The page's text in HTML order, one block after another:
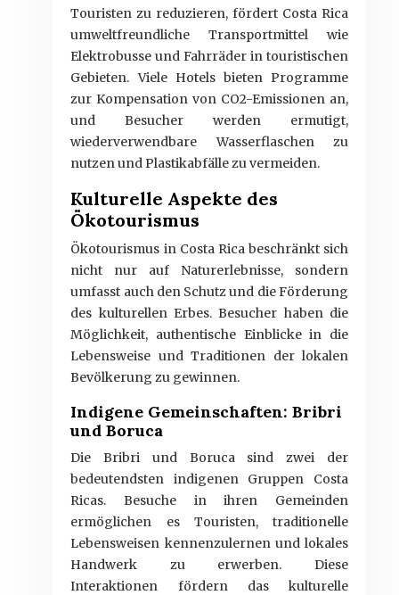
Touristen zu reduzieren, fördert Costa Rica
umweltfreundliche Transportmittel wie
Elektrobusse und Fahrräder in touristischen
Gebieten. Viele Hotels bieten Programme
zur Kompensation von CO2-Emissionen an,
und Besucher werden ermutigt,
wiederverwendbare Wasserflaschen zu
nutzen und Plastikabfälle zu vermeiden.
Kulturelle Aspekte des
Ökotourismus
Ökotourismus in Costa Rica beschränkt sich
nicht nur auf Naturerlebnisse, sondern
umfasst auch den Schutz und die Förderung
des kulturellen Erbes. Besucher haben die
Möglichkeit, authentische Einblicke in die
Lebensweise und Traditionen der lokalen
Bevölkerung zu gewinnen.
Indigene Gemeinschaften: Bribri
und Boruca
Die Bribri und Boruca sind zwei der
bedeutendsten indigenen Gruppen Costa
Ricas. Besuche in ihren Gemeinden
ermöglichen es Touristen, traditionelle
Lebensweisen kennenzulernen und lokales
Handwerk zu erwerben. Diese
Interaktionen fördern das kulturelle